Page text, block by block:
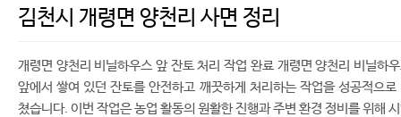
김천시 개령면 양천리 사면 정리
개령면 양천리 비닐하우스 앞 잔토 처리 작업 완료 개령면 양천리 비닐하
앞에서 쌓여 있던 잔토를 안전하고 깨끗하게 처리하는 작업을 성공적으로
쳤습니다. 이번 작업은 농업 활동의 원활한 진행과 주변 환경 정비를 위해